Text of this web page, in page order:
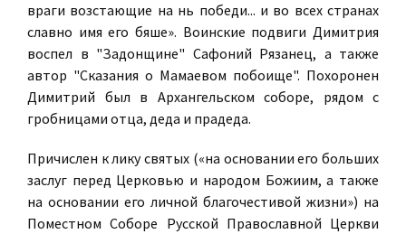
враги возстающие на нь победи... и во всех странах
славно имя его бяше». Воинские подвиги Димитрия
воспел в "Задонщине" Сафоний Рязанец, а также
автор "Сказания о Мамаевом побоище". Похоронен
Димитрий был в Архангельском соборе, рядом с
гробницами отца, деда и прадеда.
Причислен к лику святых («на основании его больших
заслуг перед Церковью и народом Божиим, а также
на основании его личной благочестивой жизни») на
Поместном Соборе Русской Православной Церкви